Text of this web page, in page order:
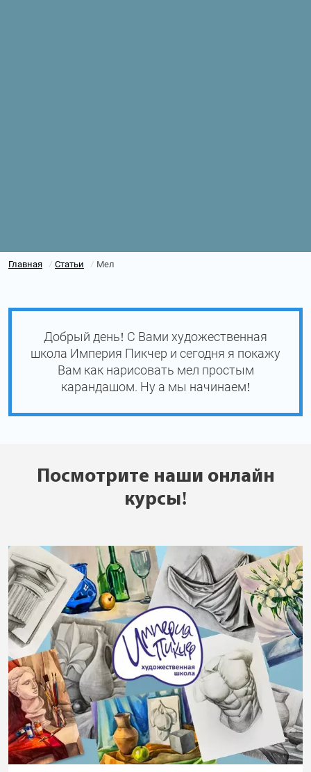
Главная / Статьи / Мел
Добрый день! С Вами художественная
школа Империя Пикчер и сегодня я покажу
Вам как нарисовать мел простым
карандашом. Ну а мы начинаем!
Посмотрите наши онлайн
курсы!